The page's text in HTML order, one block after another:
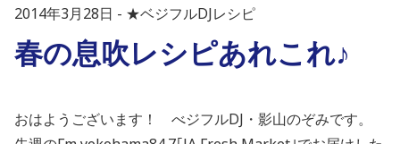
2014年3月28日 ★ベジフルDJレシピ
春の息吹レシピあれこれ♪
おはようございます！ べジフルDJ・影山のぞみです。